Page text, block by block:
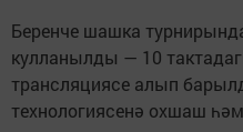
Беренче шашка
кулланылды — 10
трансляциясе алып
технологиясенә охшаш